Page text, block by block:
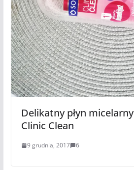
Delikatny płyn
Clinic Clean
9 grudnia, 2017 6